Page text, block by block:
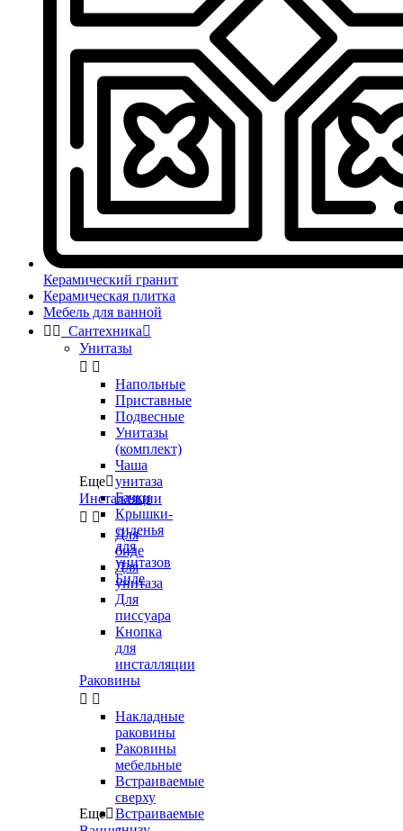
Керамический гранит
Керамическая плитка
Мебель для ванной
  Сантехника
Унитазы
 
Напольные
Приставные
Подвесные
Унитазы
(комплект)
Чаша
унитаза
Бачки
Крышки-
сиденья
для
унитазов
Биде
Еще
Инсталляции
 
Для
биде
Для
унитаза
Для
писсуара
Кнопка
для
инсталляции
Раковины
 
Накладные
раковины
Раковины
мебельные
Встраиваемые
сверху
Встраиваемые
Еще